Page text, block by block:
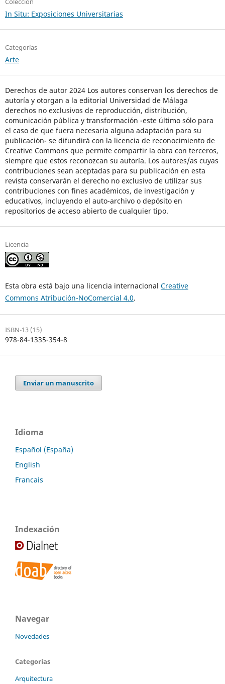
In Situ: Exposiciones Universitarias
Categorías
Arte
Derechos de autor 2024 Los autores conservan los derechos de
autoría y otorgan a la editorial Universidad de Málaga
derechos no exclusivos de reproducción, distribución,
comunicación pública y transformación -este último sólo para
el caso de que fuera necesaria alguna adaptación para su
publicación- se difundirá con la licencia de reconocimiento de
Creative Commons que permite compartir la obra con terceros,
siempre que estos reconozcan su autoría. Los autores/as cuyas
contribuciones sean aceptadas para su publicación en esta
revista conservarán el derecho no exclusivo de utilizar sus
contribuciones con fines académicos, de investigación y
educativos, incluyendo el auto-archivo o depósito en
repositorios de acceso abierto de cualquier tipo.
Licencia
Esta obra está bajo una licencia internacional Creative
Commons Atribución-NoComercial 4.0.
ISBN-13 (15)
978-84-1335-354-8
Enviar un manuscrito
Idioma
Español (España)
English
Francais
Indexación
Navegar
Novedades
Categorías
Arquitectura